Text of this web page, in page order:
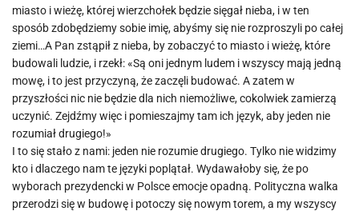
miasto i wieżę, której wierzchołek będzie sięgał nieba, i w ten
sposób zdobędziemy sobie imię, abyśmy się nie rozproszyli po całej
ziemi…A Pan zstąpił z nieba, by zobaczyć to miasto i wieżę, które
budowali ludzie, i rzekł: «Są oni jednym ludem i wszyscy mają jedną
mowę, i to jest przyczyną, że zaczęli budować. A zatem w
przyszłości nic nie będzie dla nich niemożliwe, cokolwiek zamierzą
uczynić. Zejdźmy więc i pomieszajmy tam ich język, aby jeden nie
rozumiał drugiego!»
I to się stało z nami: jeden nie rozumie drugiego. Tylko nie widzimy
kto i dlaczego nam te języki poplątał. Wydawałoby się, że po
wyborach prezydencki w Polsce emocje opadną. Polityczna walka
przerodzi się w budowę i potoczy się nowym torem, a my wszyscy